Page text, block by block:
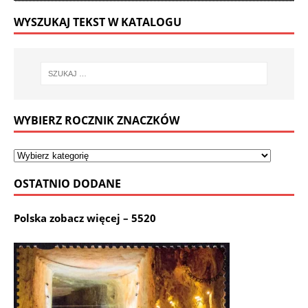
WYSZUKAJ TEKST W KATALOGU
WYBIERZ ROCZNIK ZNACZKÓW
OSTATNIO DODANE
Polska zobacz więcej – 5520